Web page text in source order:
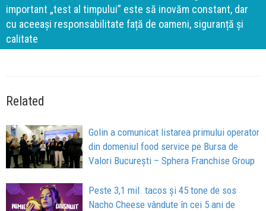
important „test al timpului” este să inovăm constant, dar
cu aceeași responsabilitate față de oameni, siguranță și
calitate
Related
Golin a comunicat listarea primului operator
din domeniul food service pe Bursa de
Valori București – Sphera Franchise Group
Peste 3,1 mil. tacos și 45 tone de sos
Nacho Cheese vândute în cei 5 ani de